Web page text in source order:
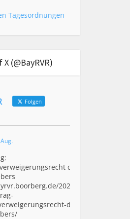
Tagesordnungen
X (@BayRVR)
Folgen
des
2026/08/0
des-